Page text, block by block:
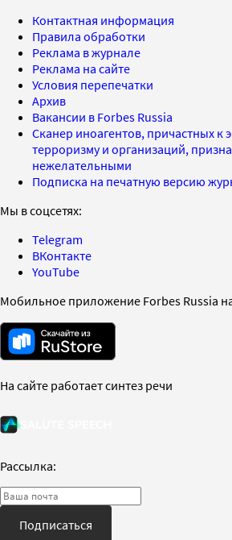
Контактная информация
Правила обработки
Реклама в журнале
Реклама на сайте
Условия перепечатки
Архив
Вакансии в Forbes Russia
Сканер иноагентов, причастных к
терроризму и организаций,
нежелательными
Подписка на печатную версию
Мы в соцсетях:
Telegram
ВКонтакте
YouTube
Мобильное приложение Forbes Russia
На сайте работает синтез речи
Рассылка:
Подписаться